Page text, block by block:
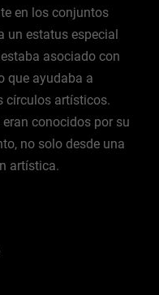
en los conjuntos
un estatus especial
asociado con
que ayudaba a
círculos artísticos.
eran conocidos por su
no solo desde una
artística.